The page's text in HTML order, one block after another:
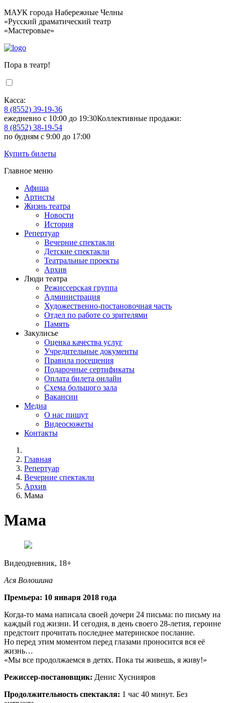
МАУК города Набережные Челны
«Русский драматический театр
«Мастеровые»
Пора в театр!
Касса:
8 (8552) 39-19-36
ежедневно с 10:00 до 19:30Коллективные продажи:
8 (8552) 38-19-54
по будням с 9:00 до 17:00
Купить билеты
Главное меню
Афиша
Артисты
Жизнь театра
Новости
История
Репертуар
Вечерние спектакли
Детские спектакли
Театральные проекты
Архив
Люди театра
Режиссерская группа
Администрация
Художественно-постановочная часть
Отдел по работе со зрителями
Память
Закулисье
Оценка качества услуг
Учредительные документы
Правила посещения
Подарочные сертификаты
Оплата билета онлайн
Схема большого зала
Вакансии
Медиа
О нас пишут
Видеосюжеты
Контакты
Главная
Репертуар
Вечерние спектакли
Архив
Мама
Мама
Видеодневник, 18+
Ася Волошина
Премьера: 10 января 2018 года
Когда-то мама написала своей дочери 24 письма: по письму на
каждый год жизни. И сегодня, в день своего 28-летия, героине
предстоит прочитать последнее материнское послание.
Но перед этим моментом перед глазами проносится вся её
жизнь…
«Мы все продолжаемся в детях. Пока ты живешь, я живу!»
Режиссер-постановщик: Денис Хуснияров
Продолжительность спектакля: 1 час 40 минут. Без